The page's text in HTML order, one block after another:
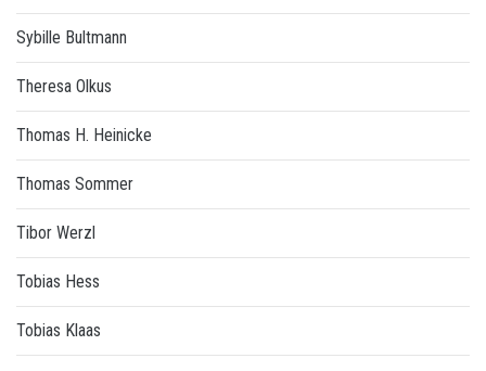
Sybille Bultmann
Theresa Olkus
Thomas H. Heinicke
Thomas Sommer
Tibor Werzl
Tobias Hess
Tobias Klaas